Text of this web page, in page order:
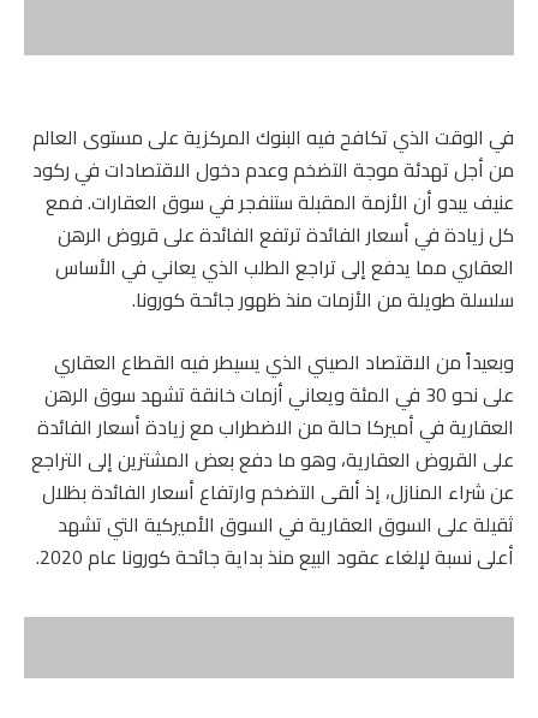
في الوقت الذي تكافح فيه البنوك المركزية على مستوى العالم
من أجل تهدئة موجة التضخم وعدم دخول الاقتصادات في ركود
عنيف يبدو أن الأزمة المقبلة ستنفجر في سوق العقارات. فمع
كل زيادة في أسعار الفائدة ترتفع الفائدة على قروض الرهن
العقاري مما يدفع إلى تراجع الطلب الذي يعاني في الأساس
سلسلة طويلة من الأزمات منذ ظهور جائحة كورونا.
وبعيداً من الاقتصاد الصيني الذي يسيطر فيه القطاع العقاري
على نحو 30 في المئة ويعاني أزمات خانقة تشهد سوق الرهن
العقارية في أميركا حالة من الاضطراب مع زيادة أسعار الفائدة
على القروض العقارية، وهو ما دفع بعض المشترين إلى التراجع
عن شراء المنازل، إذ ألقى التضخم وارتفاع أسعار الفائدة بظلال
ثقيلة على السوق العقارية في السوق الأميركية التي تشهد
أعلى نسبة لإلغاء عقود البيع منذ بداية جائحة كورونا عام 2020.